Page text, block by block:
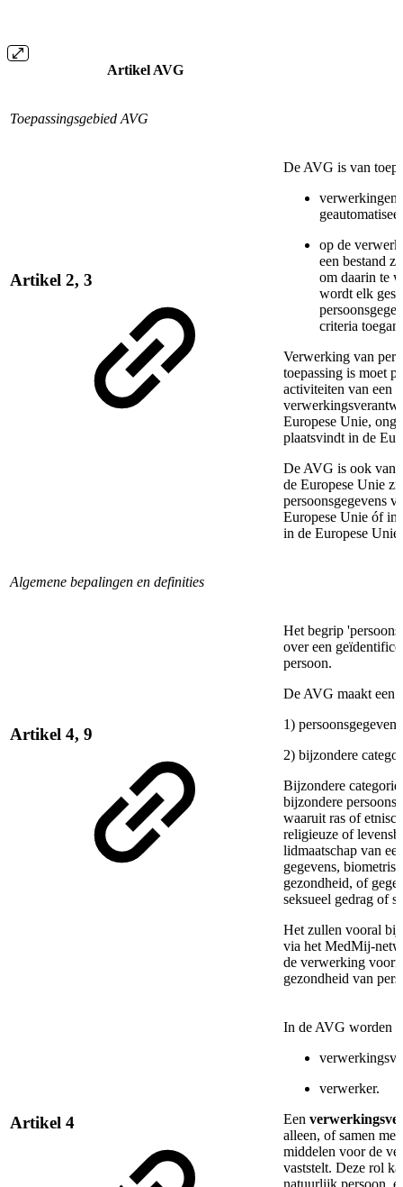
Artikel AVG
Toepassingsgebied AVG
Artikel 2, 3
De AVG is van
verwerkingen
op de
een bestand
om daarin te
wordt elk
criteria
Verwerking van
toepassing is moet
activiteiten van een
Europese Unie,
plaatsvindt in de
De AVG is ook van
de Europese Unie
persoonsgegevens
Europese Unie óf
in de Europese
Algemene bepalingen en definities
Artikel 4, 9
Het begrip
over een
persoon.
De AVG maakt een
1)
2) bijzondere
Bijzondere
bijzondere
waaruit ras of
religieuze of
lidmaatschap van
gegevens,
gezondheid, of
seksueel gedrag of
Het zullen vooral
via het MedMij-
de verwerking
gezondheid van
Artikel 4
In de AVG worden
verwerker.
Een
alleen, of samen
middelen voor de
vaststelt. Deze rol
natuurlijk persoon,